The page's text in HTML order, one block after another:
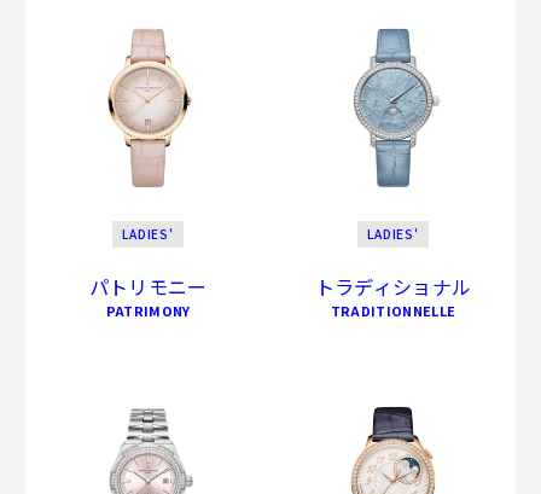
LADIES'
パトリモニー
PATRIMONY
LADIES'
トラディショナル
TRADITIONNELLE